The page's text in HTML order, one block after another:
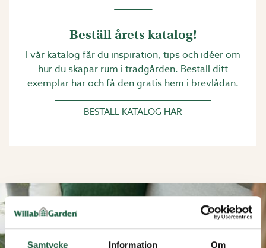
Samtycke Information Om
Beställ årets katalog!
I vår katalog får du inspiration, tips och idéer om
hur du skapar rum i trädgården. Beställ ditt
exemplar här och få den gratis hem i brevlådan.
BESTÄLL KATALOG HÄR